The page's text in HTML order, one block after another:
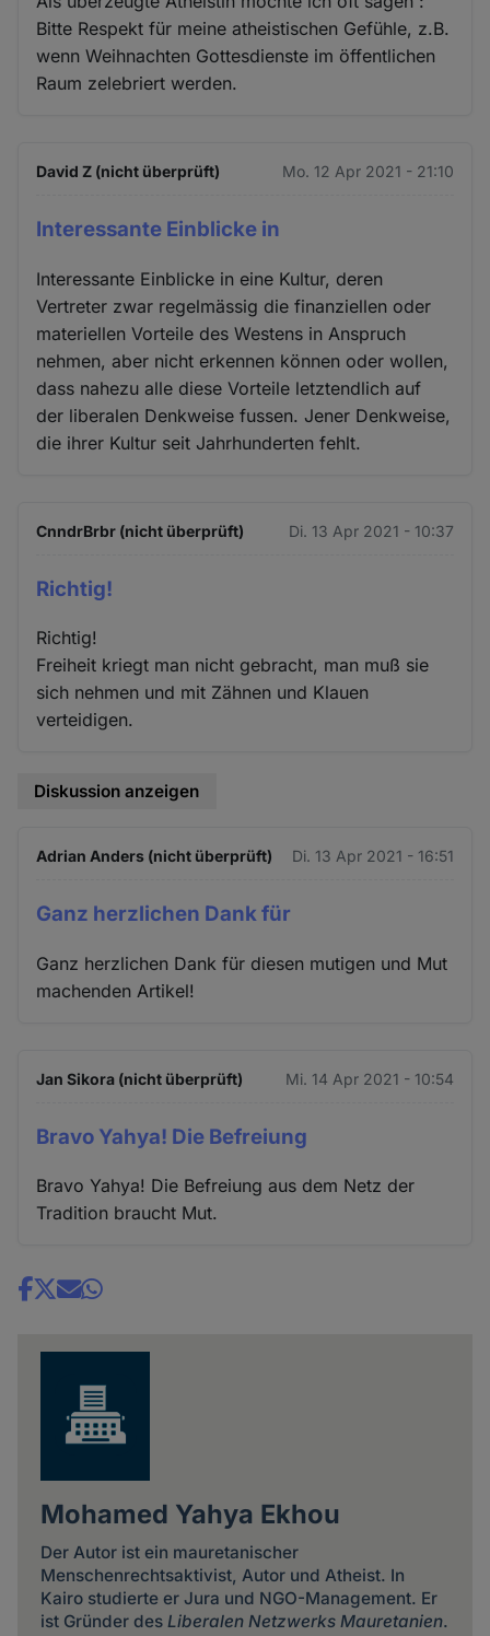
Bitte Respekt für meine atheistischen Gefühle, z.B.
wenn Weihnachten Gottesdienste im öffentlichen
Raum zelebriert werden.
David Z (nicht überprüft) Mo. 12 Apr 2021 - 21:10
Interessante Einblicke in
Interessante Einblicke in eine Kultur, deren
Vertreter zwar regelmässig die finanziellen oder
materiellen Vorteile des Westens in Anspruch
nehmen, aber nicht erkennen können oder wollen,
dass nahezu alle diese Vorteile letztendlich auf
der liberalen Denkweise fussen. Jener Denkweise,
die ihrer Kultur seit Jahrhunderten fehlt.
CnndrBrbr (nicht überprüft) Di. 13 Apr 2021 - 10:37
Richtig!
Richtig!
Freiheit kriegt man nicht gebracht, man muß sie
sich nehmen und mit Zähnen und Klauen
verteidigen.
Diskussion anzeigen
Adrian Anders (nicht überprüft) Di. 13 Apr 2021 - 16:51
Ganz herzlichen Dank für
Ganz herzlichen Dank für diesen mutigen und Mut
machenden Artikel!
Jan Sikora (nicht überprüft) Mi. 14 Apr 2021 - 10:54
Bravo Yahya! Die Befreiung
Bravo Yahya! Die Befreiung aus dem Netz der
Tradition braucht Mut.
Share
Mohamed Yahya Ekhou
Der Autor ist ein mauretanischer
Menschenrechtsaktivist, Autor und Atheist. In
Kairo studierte er Jura und NGO-Management. Er
ist Gründer des Liberalen Netzwerks Mauretanien.